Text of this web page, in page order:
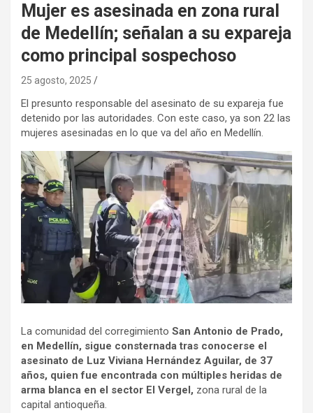
Mujer es asesinada en zona rural
de Medellín; señalan a su expareja
como principal sospechoso
25 agosto, 2025
El presunto responsable del asesinato de su expareja fue
detenido por las autoridades. Con este caso, ya son 22 las
mujeres asesinadas en lo que va del año en Medellín.
La comunidad del corregimiento San Antonio de Prado,
en Medellín, sigue consternada tras conocerse el
asesinato de Luz Viviana Hernández Aguilar, de 37
años, quien fue encontrada con múltiples heridas de
arma blanca en el sector El Vergel, zona rural de la
capital antioqueña.